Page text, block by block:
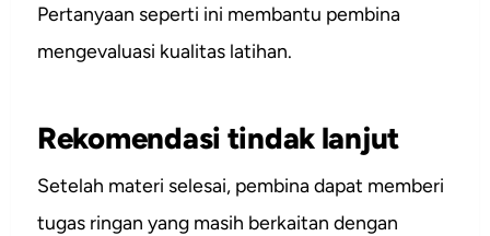
Pertanyaan seperti ini membantu pembina
mengevaluasi kualitas latihan.
Rekomendasi tindak lanjut
Setelah materi selesai, pembina dapat memberi
tugas ringan yang masih berkaitan dengan